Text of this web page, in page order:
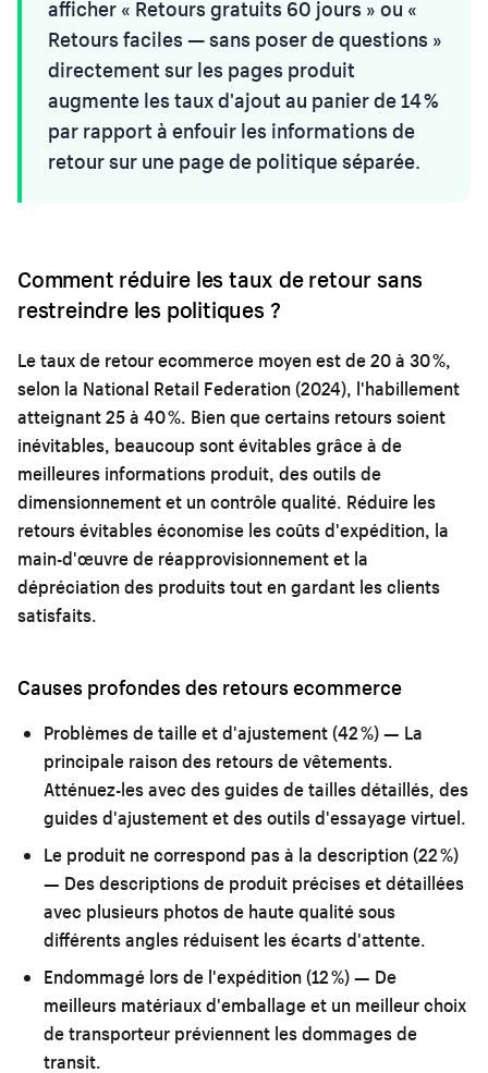
afficher « Retours gratuits 60 jours » ou «
Retours faciles — sans poser de questions »
directement sur les pages produit
augmente les taux d'ajout au panier de 14 %
par rapport à enfouir les informations de
retour sur une page de politique séparée.
Comment réduire les taux de retour sans
restreindre les politiques ?
Le taux de retour ecommerce moyen est de 20 à 30 %,
selon la National Retail Federation (2024), l'habillement
atteignant 25 à 40 %. Bien que certains retours soient
inévitables, beaucoup sont évitables grâce à de
meilleures informations produit, des outils de
dimensionnement et un contrôle qualité. Réduire les
retours évitables économise les coûts d'expédition, la
main-d'œuvre de réapprovisionnement et la
dépréciation des produits tout en gardant les clients
satisfaits.
Causes profondes des retours ecommerce
Problèmes de taille et d'ajustement (42 %)— La
principale raison des retours de vêtements.
Atténuez-les avec des guides de tailles détaillés, des
guides d'ajustement et des outils d'essayage virtuel.
Le produit ne correspond pas à la description (22 %)
— Des descriptions de produit précises et détaillées
avec plusieurs photos de haute qualité sous
différents angles réduisent les écarts d'attente.
Endommagé lors de l'expédition (12 %)— De
meilleurs matériaux d'emballage et un meilleur choix
de transporteur préviennent les dommages de
transit.